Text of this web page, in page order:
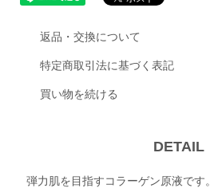
返品・交換について
特定商取引法に基づく表記
買い物を続ける
DETAIL
弾力肌を目指すコラーゲン原液で